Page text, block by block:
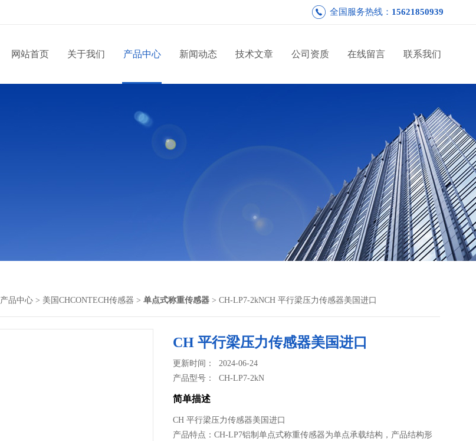
全国服务热线： 15621850939
网站首页 关于我们 产品中心 新闻动态 技术文章 公司资质 在线留言 联系我们
产品中心 > 美国CHCONTECH传感器 > 单点式称重传感器 > CH-LP7-2kNCH 平行梁压力传感器美国进口
CH 平行梁压力传感器美国进口
更新时间： 2024-06-24
产品型号：CH-LP7-2kN
简单描述
CH 平行梁压力传感器美国进口
产品特点：CH-LP7铝制单点式称重传感器为单点承载结构，产品结构形